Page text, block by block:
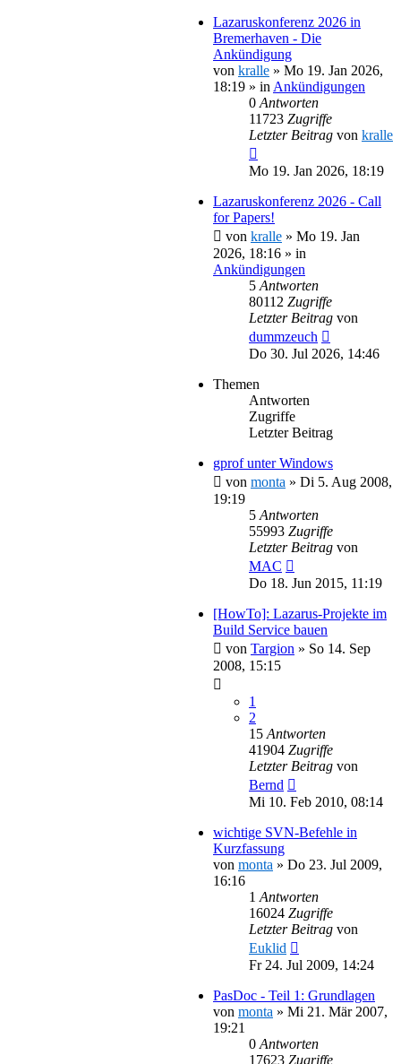
Lazaruskonferenz 2026 in
Bremerhaven - Die
Ankündigung
von kralle » Mo 19. Jan 2026,
18:19 » in Ankündigungen
0 Antworten
11723 Zugriffe
Letzter Beitrag von kralle
Mo 19. Jan 2026, 18:19
Lazaruskonferenz 2026 - Call
for Papers!
von kralle » Mo 19. Jan
2026, 18:16 » in
Ankündigungen
5 Antworten
80112 Zugriffe
Letzter Beitrag von
dummzeuch
Do 30. Jul 2026, 14:46
Themen
Antworten
Zugriffe
Letzter Beitrag
gprof unter Windows
von monta » Di 5. Aug 2008,
19:19
5 Antworten
55993 Zugriffe
Letzter Beitrag von
MAC
Do 18. Jun 2015, 11:19
[HowTo]: Lazarus-Projekte im
Build Service bauen
von Targion » So 14. Sep
2008, 15:15
1
2
15 Antworten
41904 Zugriffe
Letzter Beitrag von
Bernd
Mi 10. Feb 2010, 08:14
wichtige SVN-Befehle in
Kurzfassung
von monta » Do 23. Jul 2009,
16:16
1 Antworten
16024 Zugriffe
Letzter Beitrag von
Euklid
Fr 24. Jul 2009, 14:24
PasDoc - Teil 1: Grundlagen
von monta » Mi 21. Mär 2007,
19:21
0 Antworten
17623 Zugriffe